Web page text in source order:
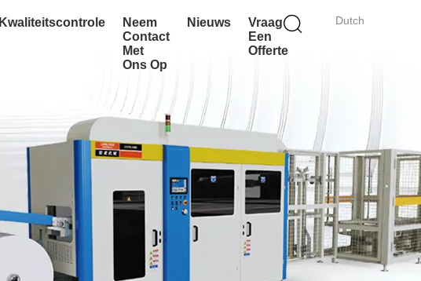
Dutch
Kwaliteitscontrole
Neem
Contact
Met
Ons Op
Nieuws
Vraag
Een
Offerte